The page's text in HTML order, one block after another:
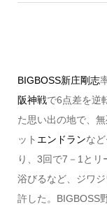
BIGBOSS新庄剛志
阪神戦で6点差を逆
た思い出の地で、
ット エンドランな
り、3回で7－1と
浴びるなど、ジワ
許した。BIGBOSS